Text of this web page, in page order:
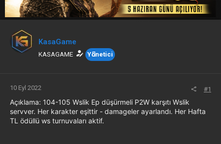
ş
l
a
t
a
n
t
a
r
h
KasaGame
KASAGAME Yönetici
10 Eyl 2022 #1
Açıklama: 104-105 Wslik Ep düşürmeli P2W karşıtı Wslik
servver. Her karakter eşittir - damageler ayarlandı. Her Hafta
TL ödüllü ws turnuvaları aktif.